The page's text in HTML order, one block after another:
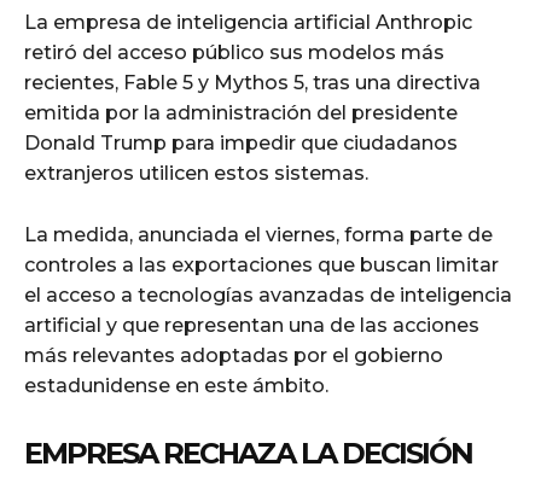
La empresa de inteligencia artificial Anthropic
retiró del acceso público sus modelos más
recientes, Fable 5 y Mythos 5, tras una directiva
emitida por la administración del presidente
Donald Trump para impedir que ciudadanos
extranjeros utilicen estos sistemas.
La medida, anunciada el viernes, forma parte de
controles a las exportaciones que buscan limitar
el acceso a tecnologías avanzadas de inteligencia
artificial y que representan una de las acciones
más relevantes adoptadas por el gobierno
estadunidense en este ámbito.
EMPRESA RECHAZA LA DECISIÓN